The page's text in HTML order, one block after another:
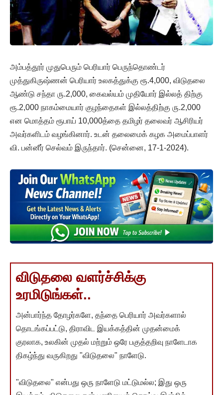
அம்பத்தூர் முதுபெரும் பெரியார் பெருந்தொண்டர்
முத்துகிருஷ்ணன் பெரியார் உலகத்துக்கு ரூ.4,000, விடுதலை
ஆண்டு சந்தா ரு.2,000, கைவல்யம் முதியோர் இல்லத் திற்கு
ரூ.2,000 நாகம்மையார் குழந்தைகள் இல்லத்திற்கு ரு.2,000
என மொத்தம் ரூபாய் 10,000த்தை தமிழர் தலைவர் ஆசிரியர்
அவர்களிடம் வழங்கினார். உடன் தலைமைக் கழக அமைப்பாளர்
வி. பன்னீர் செல்வம் இருந்தார். (சென்னை, 17-1-2024).
விடுதலை வளர்ச்சிக்கு
உரமிடுங்கள்..
அன்பார்ந்த தோழர்களே, தந்தை பெரியார் அவர்களால்
தொடங்கப்பட்டு, திராவிட இயக்கத்தின் முதன்மைக்
குரலாக, உலகின் முதல் மற்றும் ஒரே பகுத்தறிவு நாளேடாக
திகழ்ந்து வருகிறது "விடுதலை" நாளேடு.
"விடுதலை" என்பது ஒரு நாளேடு மட்டுமல்ல; இது ஒரு